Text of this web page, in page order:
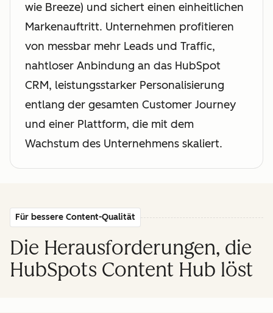
wie Breeze) und sichert einen einheitlichen
Markenauftritt. Unternehmen profitieren
von messbar mehr Leads und Traffic,
nahtloser Anbindung an das HubSpot
CRM, leistungsstarker Personalisierung
entlang der gesamten Customer Journey
und einer Plattform, die mit dem
Wachstum des Unternehmens skaliert.
Für bessere Content-Qualität
Die Herausforderungen, die
HubSpots Content Hub löst